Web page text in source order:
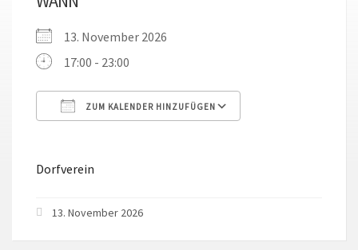
13. November 2026
17:00 - 23:00
ZUM KALENDER HINZUFÜGEN
Dorfverein
13. November 2026